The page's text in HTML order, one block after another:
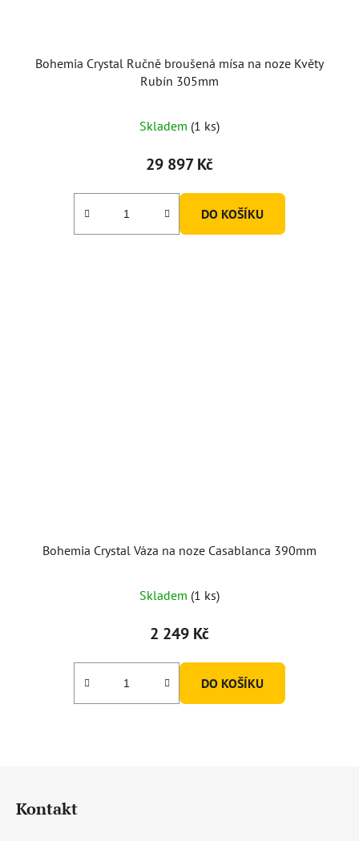
Bohemia Crystal Ručně broušená mísa na noze Květy
Rubín 305mm
Skladem (1 ks)
29 897 Kč
DO KOŠÍKU
Bohemia Crystal Váza na noze Casablanca 390mm
Skladem (1 ks)
2 249 Kč
DO KOŠÍKU
Kontakt